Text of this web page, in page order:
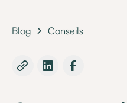
Blog Conseils